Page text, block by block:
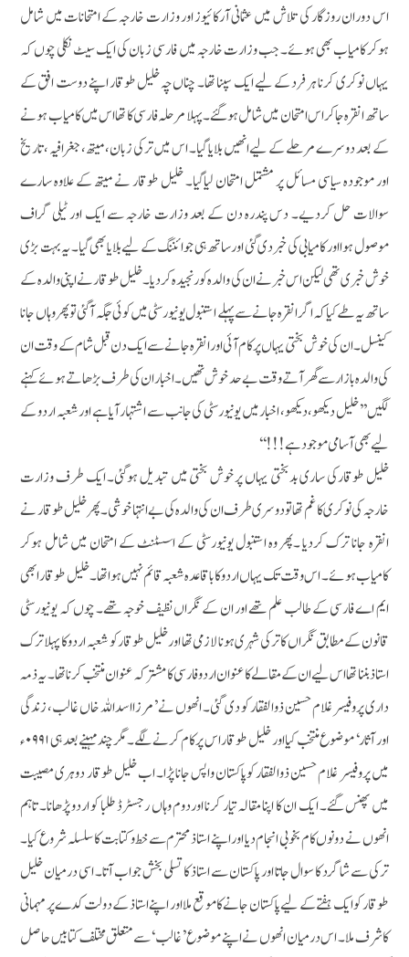
اس دوران روزگار کی تلاش میں عثمانی آرکائیوز اور وزارت خارجہ کے امتحانات میں شامل
ہوکر کامیاب بھی ہوئے۔ جب وزارت خارجہ میں فارسی زبان کی ایک سیٹ نکلی چوں کہ
یہاں نوکری کرنا ہر فرد کے لیے ایک سپنا تھا۔ چناں چہ خلیل طوقار اپنے دوست افق کے
ساتھ انقرہ جاکر اس امتحان میں شامل ہوگئے۔ پہلا مرحلہ فارسی کا تھا اس میں کامیاب ہونے
کے بعد دوسرے مرحلے کے لیے انھیں بلایا گیا۔ اس میں ترکی زبان، میتھ، جغرافیہ ، تاریخ
اور موجودہ سیاسی مسائل پر مشتمل امتحان لیاگیا۔ خلیل طوقار نے میتھ کے علاوہ سارے
سوالات حل کردیے۔ دس پندرہ دن کے بعد وزارت خارجہ سے ایک اور ٹیلی گراف
موصول ہوا اور کامیابی کی خبردی گئی اور ساتھ ہی جوائننگ کے لیے بلایا بھی گیا۔ یہ بہت بڑی
خوش خبری تھی لیکن اس خبر نے ان کی والدہ کو رنجیدہ کردیا۔ خلیل طوقار نے اپنی والدہ کے
ساتھ یہ طے کیاکہ اگر انقرہ جانے سے پہلے استنبول یونیورسٹی میں کوئی جگہ آگئی تو پھر وہاں جانا
کینسل۔ ان کی خوش بختی یہاں پر کام آئی اور انقرہ جانے سے ایک دن قبل شام کے وقت ان
کی والدہ بازار سے گھر آتے وقت بے حد خوش تھیں۔ اخبار ان کی طرف بڑھاتے ہوئے کہنے
لگیں ’’خلیل دیکھو، دیکھو، اخبار میں یونیورسٹی کی جانب سے اشتہار آیاہے اور شعبہ اردو کے
لیے بھی آسامی موجود ہے!!!‘‘
خلیل طوقارکی ساری بدبختی یہاں پر خوش بختی میں تبدیل ہوگئی۔ ایک طرف وزارت
خارجہ کی نوکری کا غم تھا تو دوسری طرف ان کی والدہ کی بے انتہا خوشی۔ پھر خلیل طوقار نے
انقرہ جانا ترک کردیا ۔پھر وہ استنبول یونیورسٹی کے اسسٹنٹ کے امتحان میں شامل ہوکر
کامیاب ہوئے۔ اس وقت تک یہاں اردو کا باقاعدہ شعبہ قائم نہیں ہوا تھا۔ خلیل طوقار ابھی
ایم اے فارسی کے طالب علم تھے اور ان کے نگراں نظیف خوجہ تھے۔ چوں کہ یونیورسٹی
قانون کے مطابق نگراں کا ترکی شہری ہونا لازمی تھا اور خلیل طوقار کو شعبہ اردو کا پہلاترک
استاذ بننا تھا اس لیے ان کے مقالے کا عنوان اردو فارسی کا مشترکہ عنوان منتخب کرنا تھا۔ یہ ذمہ
داری پروفیسر غلام حسین ذوالفقار کو دی گئی۔ انھوں نے ’مرزااسداللہ خاں غالب، زندگی
اور آثار‘ موضوع منتخب کیا اور خلیل طوقار اس پر کام کرنے لگے۔ مگر چندمہینے بعد ہی ۰۹۹۱ء
میں پروفیسر غلام حسین ذوالفقار کوپاکستان واپس جانا پڑا۔ اب خلیل طوقار دوہری مصیبت
میں پھنس گئے۔ ایک ان کا اپنا مقالہ تیار کرنا اوردوم وہاں رجسٹرڈ طلبا کو اردو پڑھانا۔ تاہم
انھوں نے دونوں کام بخوبی انجام دیا اور اپنے استاذ محترم سے خط و کتابت کا سلسلہ شروع کیا۔
ترکی سے شاگرد کا سوال جاتا اور پاکستان سے استاذ کا تسلی بخش جواب آتا۔ اسی درمیان خلیل
طوقار کو ایک ہفتے کے لیے پاکستان جانے کا موقع ملا اور اپنے استاذ کے دولت کدے پر مہمانی
کاشرف ملا۔ اس درمیان انھوں نے اپنے موضوع ’ غالب ‘سے متعلق مختلف کتابیں حاصل